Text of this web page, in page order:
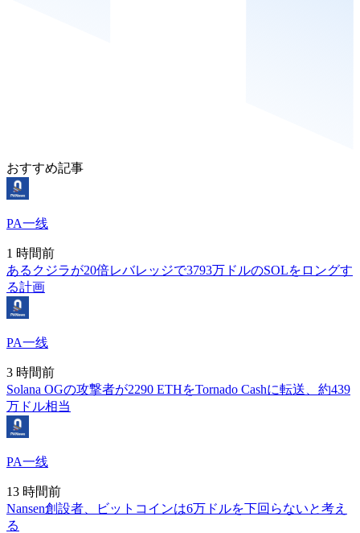
おすすめ記事
PA一线
1 時間前
あるクジラが20倍レバレッジで3793万ドルのSOLをロングす
る計画
PA一线
3 時間前
Solana OGの攻撃者が2290 ETHをTornado Cashに転送、約439
万ドル相当
PA一线
13 時間前
Nansen創設者、ビットコインは6万ドルを下回らないと考え
る